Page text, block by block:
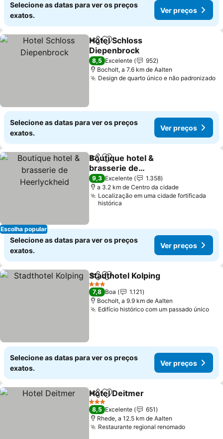
Selecione as datas para ver os preços
exatos.
Ver preços
PartilharAdicionar aos favoritos
Hotel Schloss
Diepenbrock
8,5 Excelente
952
Bocholt, a 7.6 km de Aalten
Design de quarto único e não padronizado
Selecione as datas para ver os preços
exatos.
Ver preços
Escolha popular
PartilharAdicionar aos favoritos
Boutique hotel &
brasserie de
Heerlyckheid
9,3 Excelente
1.358
a 3.2 km de Centro da cidade
Localização em uma cidade fortificada
histórica
Selecione as datas para ver os preços
exatos.
Ver preços
PartilharAdicionar aos favoritos
Stadthotel Kolping
3 Estrelas
7,8 Boa
1.121
Bocholt, a 9.9 km de Aalten
Edifício histórico com um passado único
Selecione as datas para ver os preços
exatos.
Ver preços
PartilharAdicionar aos favoritos
Hotel Deitmer
3 Estrelas
8,5 Excelente
651
Rhede, a 12.5 km de Aalten
Restaurante regional renomado